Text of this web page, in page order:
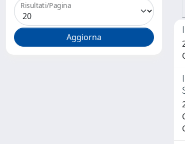
Risultati/Pagina